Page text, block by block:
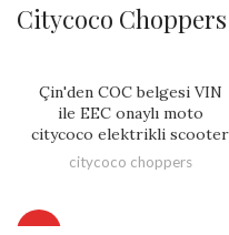
Citycoco
Çin'den COC belgesi VIN
ile EEC onaylı moto
citycoco elektrikli scooter
citycoco choppers